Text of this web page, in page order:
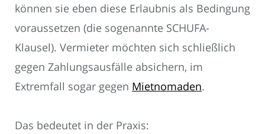
können sie eben diese Erlaubnis als Bedingung
voraussetzen (die sogenannte SCHUFA-
Klausel). Vermieter möchten sich schließlich
gegen Zahlungsausfälle absichern, im
Extremfall sogar gegen Mietnomaden.
Das bedeutet in der Praxis: